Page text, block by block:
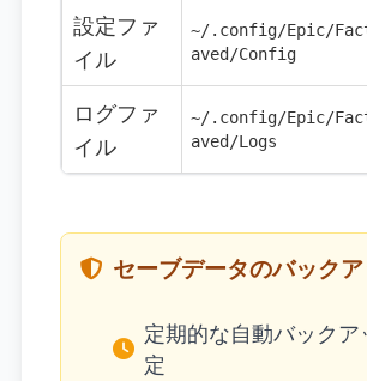
設定ファ
イル
~/.config/Epic/
aved/Config
ログファ
イル
~/.config/Epic/
aved/Logs
セーブデータのバック
定期的な自動バックア
定